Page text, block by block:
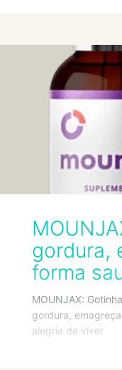
gordura,
forma
MOUNJAX:
gordura,
alegria de viver